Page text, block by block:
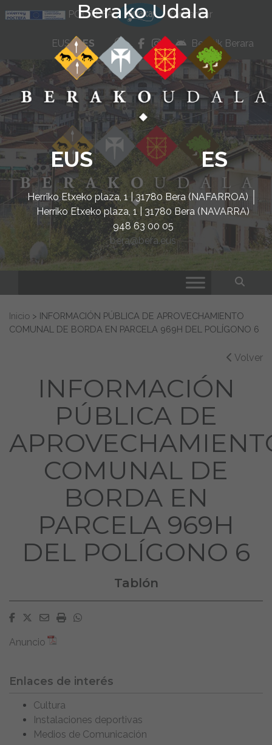
Berako Udala
EUS ES
Herriko Etxeko plaza, 1 | 31780 Bera (NAFARROA)
Herriko Etxeko plaza, 1 | 31780 Bera (NAVARRA)
948 63 00 05
bera@bera.eus
POCTEFA KarKarCar
EUS ES whatsapp
facebook
instagram
Beratik Berara
Buscar:
Inicio > INFORMACIÓN PÚBLICA DE APROVECHAMIENTO
COMUNAL DE BORDA EN PARCELA 969H DEL POLÍGONO 6
Volver
INFORMACIÓN
PÚBLICA DE
COMUNAL DE
BORDA EN
PARCELA 969H
DEL POLÍGONO 6
Tablón
Facebook
Twitter
EmailImprimirWhatsapp
Anuncio
Enlaces de interés
Cultura
Instalaciones deportivas
Medios de Comunicación